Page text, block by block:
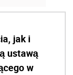
jak i
ustawą
w